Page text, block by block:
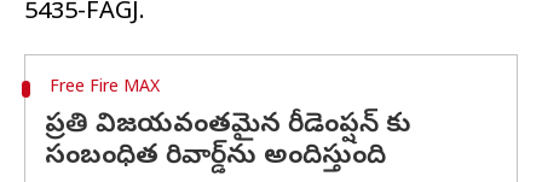
Free Fire MAX
ప్రతి విజయవంతమైన రీడెంప్షన్ కు
సంబంధిత రివార్డ్‌ను అందిస్తుంది